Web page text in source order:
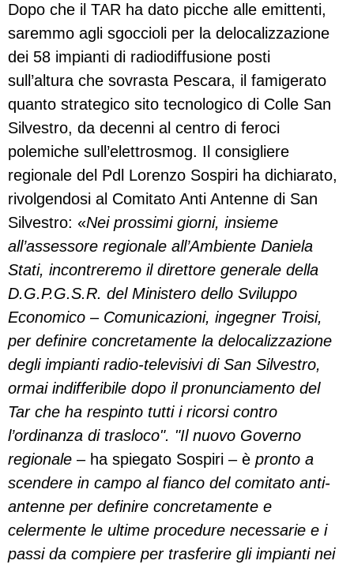
Dopo che il TAR ha dato picche alle emittenti,
saremmo agli sgoccioli per la delocalizzazione
dei 58 impianti di radiodiffusione posti
sull’altura che sovrasta Pescara, il famigerato
quanto strategico sito tecnologico di Colle San
Silvestro, da decenni al centro di feroci
polemiche sull’elettrosmog. Il consigliere
regionale del Pdl Lorenzo Sospiri ha dichiarato,
rivolgendosi al Comitato Anti Antenne di San
Silvestro: «Nei prossimi giorni, insieme
all’assessore regionale all’Ambiente Daniela
Stati, incontreremo il direttore generale della
D.G.P.G.S.R. del Ministero dello Sviluppo
Economico – Comunicazioni, ingegner Troisi,
per definire concretamente la delocalizzazione
degli impianti radio-televisivi di San Silvestro,
ormai indifferibile dopo il pronunciamento del
Tar che ha respinto tutti i ricorsi contro
l’ordinanza di trasloco". "Il nuovo Governo
regionale – ha spiegato Sospiri – è pronto a
scendere in campo al fianco del comitato anti-
antenne per definire concretamente e
celermente le ultime procedure necessarie e i
passi da compiere per trasferire gli impianti nei